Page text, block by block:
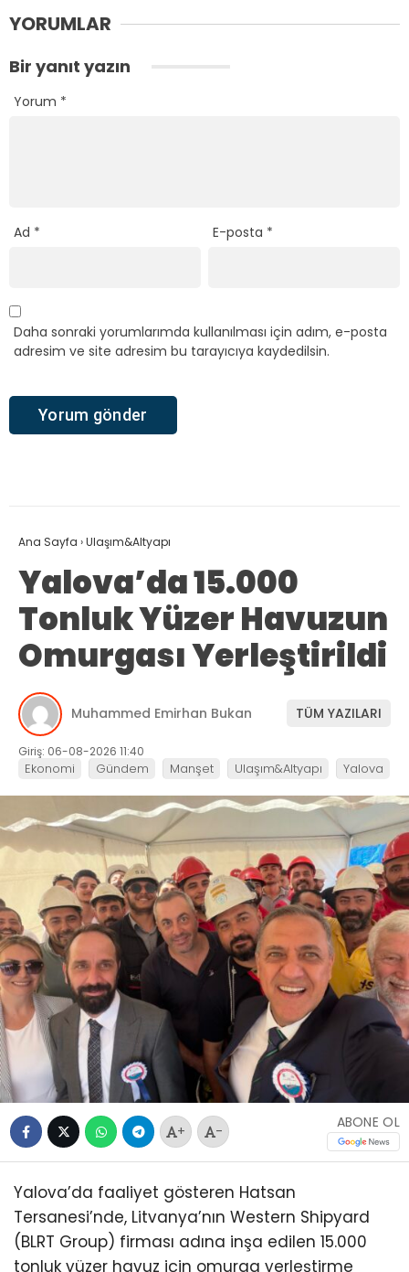
YORUMLAR
Bir yanıt yazın
Yorum *
Ad * E-posta *
Daha sonraki yorumlarımda kullanılması için adım, e-posta
adresim ve site adresim bu tarayıcıya kaydedilsin.
Ana Sayfa ›Ulaşım&Altyapı
Yalova’da 15.000
Tonluk Yüzer Havuzun
Omurgası Yerleştirildi
Muhammed Emirhan Bukan TÜM YAZILARI
Giriş: 06-08-2026 11:40
Ekonomi Gündem Manşet Ulaşım&Altyapı Yalova
+ -
ABONE OL
Yalova’da faaliyet gösteren Hatsan
Tersanesi’nde, Litvanya’nın Western Shipyard
(BLRT Group) firması adına inşa edilen 15.000
tonluk yüzer havuz için omurga yerleştirme